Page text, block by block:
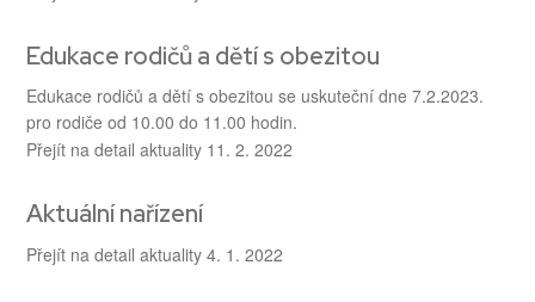
Edukace rodičů a dětí s obezitou
Edukace rodičů a dětí s obezitou se uskuteční dne 7.2.2023.
pro rodiče od 10.00 do 11.00 hodin.
Přejít na detail aktuality 11. 2. 2022
Aktuální nařízení
Přejít na detail aktuality 4. 1. 2022